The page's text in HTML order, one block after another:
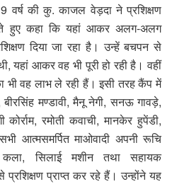
वर्ष की कु. काजल वेड़दा ने प्रशिक्षण
हुए कहा कि यहां आकर अलग-अलग
दिया जा रहा है। उन्हें बचपन से
यहां आकर वह भी पूरी हो रही है। वहीं
का भी वह लाभ ले रही हैं। इसी तरह कैंप में
मण्डावी, मैनू नेगी, सनऊ गावड़े,
रमोती कवाची, मानकेर हुपेंडी,
आत्मसमर्पित माओवादी अपनी रूचि
कला, सिलाई मशीन तथा सहायक
प्राप्त कर रहे हैं। उन्होंने यह